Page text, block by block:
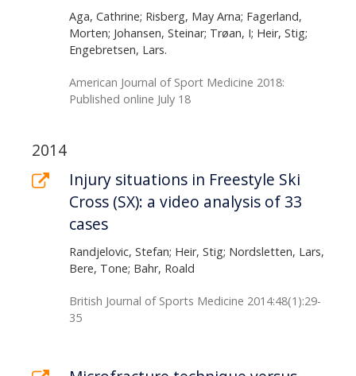
Aga, Cathrine; Risberg, May Arna; Fagerland,
Morten; Johansen, Steinar; Trøan, I; Heir, Stig;
Engebretsen, Lars.
American Journal of Sport Medicine 2018:
Published online July 18
2014
Injury situations in Freestyle Ski
Cross (SX): a video analysis of 33
cases
Randjelovic, Stefan; Heir, Stig; Nordsletten, Lars,
Bere, Tone; Bahr, Roald
British Journal of Sports Medicine 2014:48(1):29-
35